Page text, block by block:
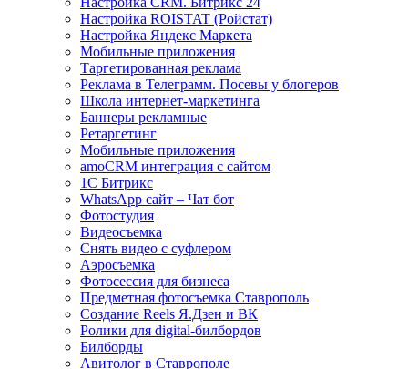
Настройка ROISTAT (Ройстат)
Настройка Яндекс Маркета
Мобильные приложения
Таргетированная реклама
Реклама в Телеграмм. Посевы у блогеров
Школа интернет-маркетинга
Баннеры рекламные
Ретаргетинг
Мобильные приложения
amoCRM интеграция с сайтом
1С Битрикс
WhatsApp сайт – Чат бот
Фотостудия
Видеосъемка
Снять видео с суфлером
Аэросъемка
Фотосессия для бизнеса
Предметная фотосъемка Ставрополь
Создание Reels Я.Дзен и ВК
Ролики для digital-билбордов
Билборды
Авитолог в Ставрополе